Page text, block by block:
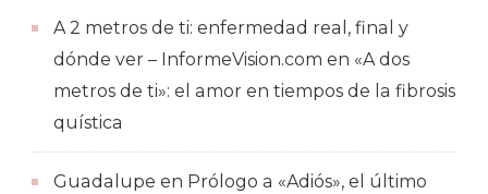
A 2 metros de ti: enfermedad real, final y
dónde ver – InformeVision.com en «A dos
metros de ti»: el amor en tiempos de la fibrosis
quística
Guadalupe en Prólogo a «Adiós», el último